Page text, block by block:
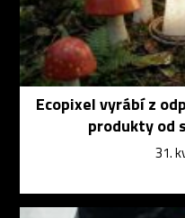
Ecopixel vyrábí z
produkty od
31.